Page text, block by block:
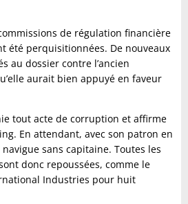
de régulation financière
été perquisitionnées. De nouveaux
au dossier contre l’ancien
aurait bien appuyé en faveur
tout acte de corruption et affirme
En attendant, avec son patron en
sans capitaine. Toutes les
donc repoussées, comme le
Industries pour huit